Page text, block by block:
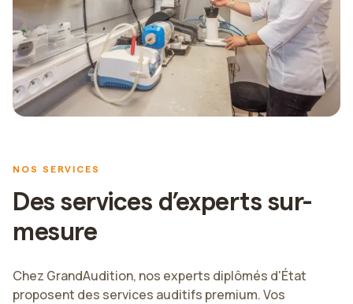
NOS SERVICES
Des services d’experts sur-
mesure
Chez GrandAudition, nos experts diplômés d'État
proposent des services auditifs premium. Vos